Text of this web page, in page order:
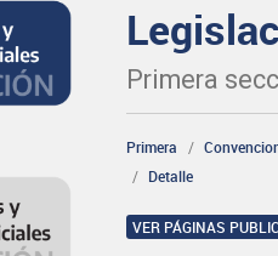
Primera
Primera
Detalle
VER PÁGINAS